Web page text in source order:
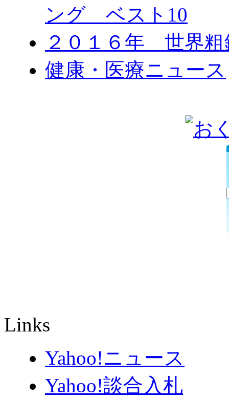
ング ベスト10
２０１６年 世界粗
健康・医療ニュース
Links
Yahoo!ニュース
Yahoo!談合入札